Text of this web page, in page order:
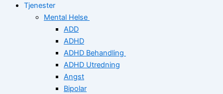
Tjenester
Mental Helse
ADD
ADHD
ADHD Behandling
ADHD Utredning
Angst
Bipolar